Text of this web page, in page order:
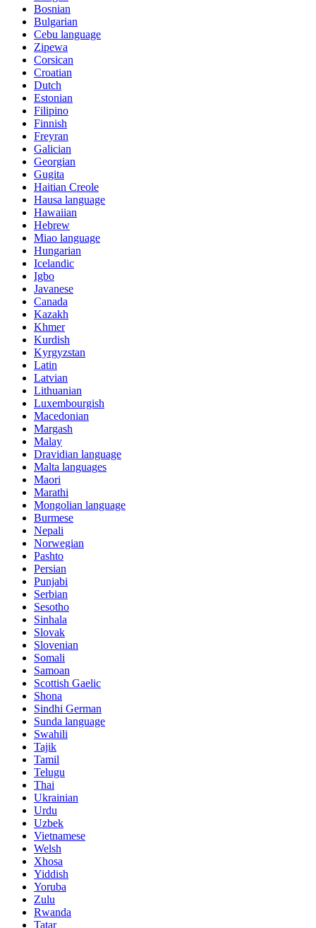
Bosnian
Bulgarian
Cebu language
Zipewa
Corsican
Croatian
Dutch
Estonian
Filipino
Finnish
Freyran
Galician
Georgian
Gugita
Haitian Creole
Hausa language
Hawaiian
Hebrew
Miao language
Hungarian
Icelandic
Igbo
Javanese
Canada
Kazakh
Khmer
Kurdish
Kyrgyzstan
Latin
Latvian
Lithuanian
Luxembourgish
Macedonian
Margash
Malay
Dravidian language
Malta languages
Maori
Marathi
Mongolian language
Burmese
Nepali
Norwegian
Pashto
Persian
Punjabi
Serbian
Sesotho
Sinhala
Slovak
Slovenian
Somali
Samoan
Scottish Gaelic
Shona
Sindhi German
Sunda language
Swahili
Tajik
Tamil
Telugu
Thai
Ukrainian
Urdu
Uzbek
Vietnamese
Welsh
Xhosa
Yiddish
Yoruba
Zulu
Rwanda
Tatar